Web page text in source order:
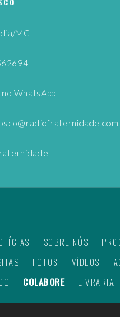
MG
no WhatsApp
SOBRE NÓS
FOTOS VÍDEOS
COLABORE LIVRARIA